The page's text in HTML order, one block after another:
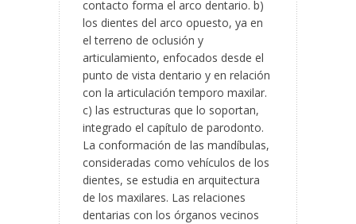
contacto forma el arco dentario. b)
los dientes del arco opuesto, ya en
el terreno de oclusión y
articulamiento, enfocados desde el
punto de vista dentario y en relación
con la articulación temporo maxilar.
c) las estructuras que lo soportan,
integrado el capítulo de parodonto.
La conformación de las mandíbulas,
consideradas como vehículos de los
dientes, se estudia en arquitectura
de los maxilares. Las relaciones
dentarias con los órganos vecinos